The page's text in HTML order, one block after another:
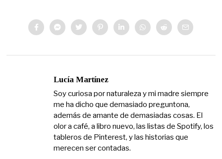
Lucía Martínez
Soy curiosa por naturaleza y mi madre siempre
me ha dicho que demasiado preguntona,
además de amante de demasiadas cosas. El
olor a café, a libro nuevo, las listas de Spotify, los
tableros de Pinterest, y las historias que
merecen ser contadas.